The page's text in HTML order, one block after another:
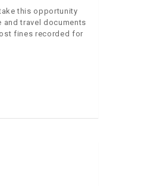
this opportunity
travel documents
fines recorded for